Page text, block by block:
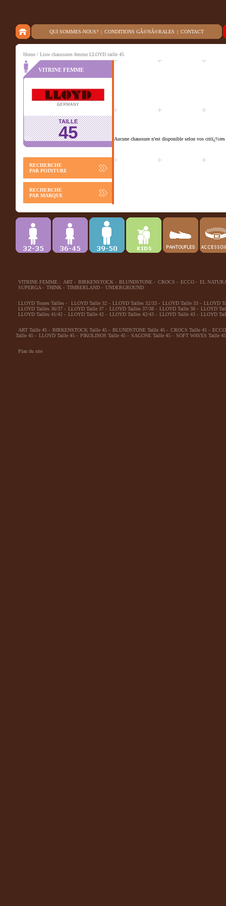
QUI SOMMES-NOUS? | CONDITIONS GÃ©NÃ©RALES | CONTACT
Home / Liste chaussures femme LLOYD taille 45
VITRINE FEMME
TAILLE
45
RECHERCHE
PAR POINTURE
RECHERCHE
PAR MARQUE
Aucune chaussure n'est disponible selon vos critï¿½res
VITRINE FEMME : ART - BIRKENSTOCK - BLUNDSTONE - CROCS - ECCO - EL
SUPERGA - THINK - TIMBERLAND - UNDERGROUND
LLOYD Toutes Tailles - LLOYD Taille 32 - LLOYD Tailles 32/33 - LLOYD Taille 33 - LLOYD
LLOYD Tailles 36/37 - LLOYD Taille 37 - LLOYD Tailles 37/38 - LLOYD Taille 38 - LLOYD
LLOYD Tailles 41/42 - LLOYD Taille 42 - LLOYD Tailles 42/43 - LLOYD Taille 43 - LLOYD
ART Taille 45 - BIRKENSTOCK Taille 45 - BLUNDSTONE Taille 45 - CROCS Taille 45 -
Taille 45 - LLOYD Taille 45 - PIKOLINOS Taille 45 - SAGONE Taille 45 - SOFT WAVES Taille 45
Plan du site